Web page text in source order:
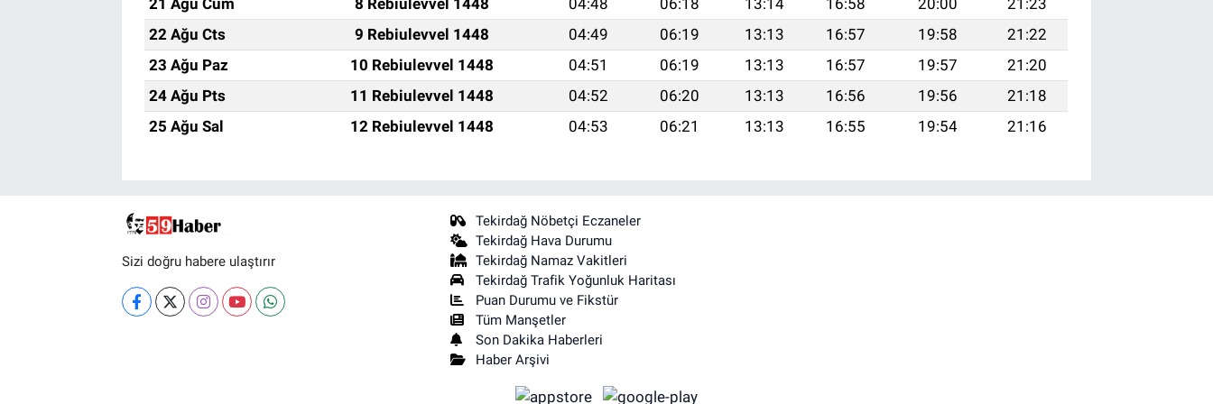
21 Ağu Cum 8 Rebiulevvel 1448 04:48 06:18 13:14 16:58 20:00
21:23
22 Ağu Cts
9 Rebiulevvel 1448 04:49 06:19 13:13 16:57 19:58
21:22
23 Ağu Paz
10 Rebiulevvel 1448 04:51 06:19 13:13 16:57 19:57
21:20
24 Ağu Pts
11 Rebiulevvel 1448 04:52 06:20 13:13 16:56 19:56
21:18
25 Ağu Sal
12 Rebiulevvel 1448 04:53 06:21 13:13 16:55 19:54 21:16
Sizi doğru habere ulaştırır
Tekirdağ Nöbetçi Eczaneler
Tekirdağ Hava Durumu
Tekirdağ Namaz Vakitleri
Tekirdağ Trafik Yoğunluk Haritası
Puan Durumu ve Fikstür
Tüm Manşetler
Son Dakika Haberleri
Haber Arşivi